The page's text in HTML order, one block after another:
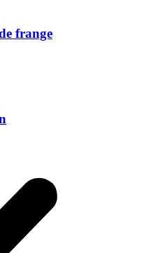
frange